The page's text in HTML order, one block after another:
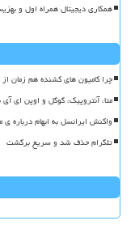
همکاری دیجیتال همراه اول و
چرا کامیون های کشنده هم زمان
متا، آنتروپیک، گوگل و اوپن ای
واکنش ایرانسل به ابهام درباره
تلگرام حذف شد و سریع برگشت